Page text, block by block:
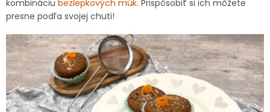
kombináciu bezlepkových múk. Prispôsobiť si ich môžete
presne podľa svojej chuti!